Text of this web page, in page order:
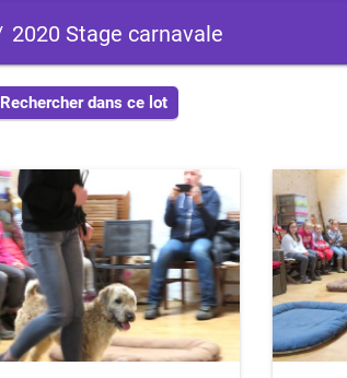
2020 Stage carnavale
Rechercher dans ce lot